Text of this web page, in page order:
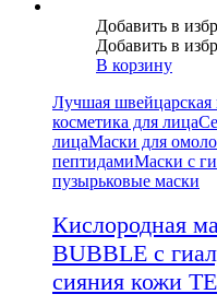
Добавить в
Добавить в
В корзину
Лучшая швейцарская
косметика для лица
лицаМаски для
пептидамиМаски с
пузырьковые маски
Кислородная
BUBBLE с
сияния кожи